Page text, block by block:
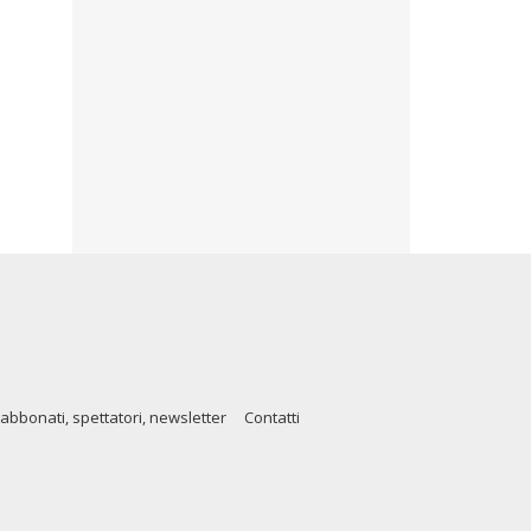
spettatori, newsletter Contatti